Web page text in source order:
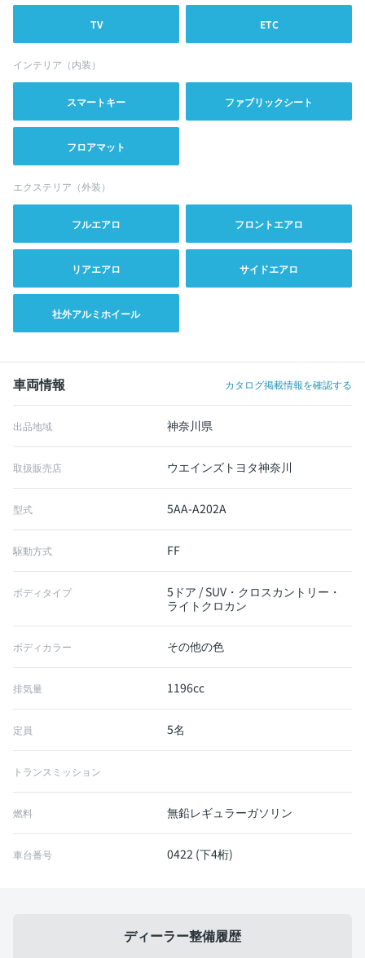
TV ETC
インテリア（内装）
スマートキー ファブリックシート
フロアマット
エクステリア（外装）
フルエアロ フロントエアロ
リアエアロ サイドエアロ
社外アルミホイール
車両情報 カタログ掲載情報を確認する
出品地域 神奈川県
取扱販売店 ウエインズトヨタ神奈川
型式 5AA-A202A
駆動方式 FF
ボディタイプ
5ドア / SUV・クロスカントリー・
ライトクロカン
ボディカラー その他の色
排気量 1196cc
定員 5名
トランスミッション
燃料 無鉛レギュラーガソリン
車台番号 0422 (下4桁)
ディーラー整備履歴